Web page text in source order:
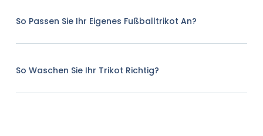
So Passen Sie Ihr Eigenes Fußballtrikot An?
So Waschen Sie Ihr Trikot Richtig?